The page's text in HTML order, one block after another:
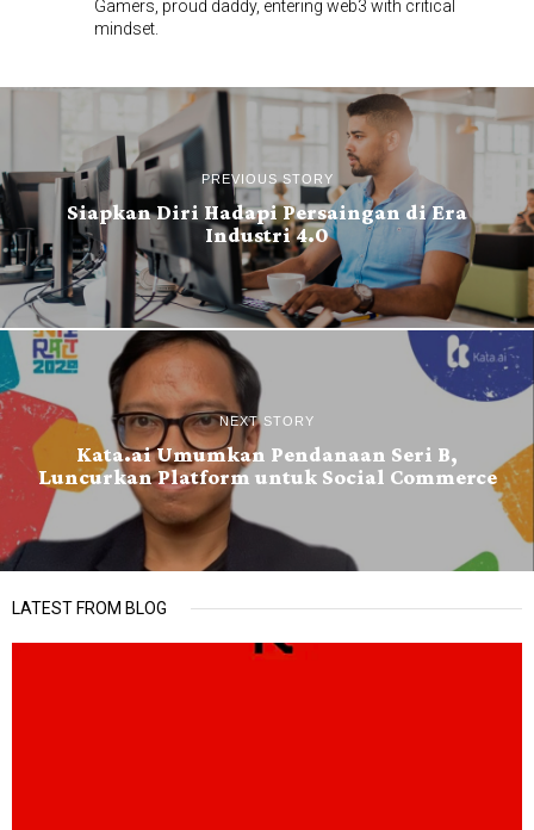
Gamers, proud daddy, entering web3 with critical
mindset.
PREVIOUS STORY
Siapkan Diri Hadapi Persaingan di Era
Industri 4.0
NEXT STORY
Kata.ai Umumkan Pendanaan Seri B,
Luncurkan Platform untuk Social Commerce
LATEST FROM BLOG